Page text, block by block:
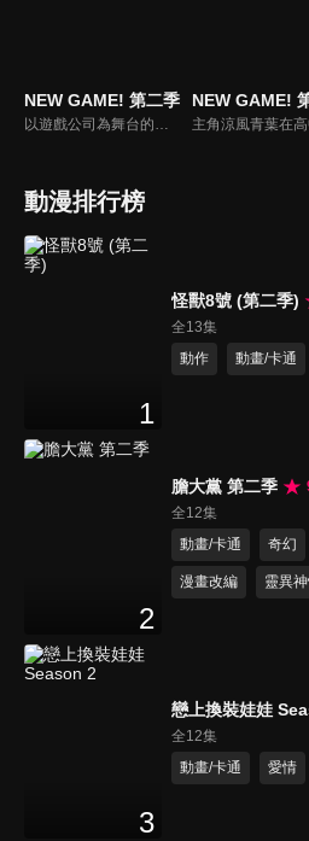
NEW GAME! 第二季 NEW GAME!
動漫排行榜
1
怪獸8號 (第二季)
全13集
動作
動畫/卡通
2
膽大黨 第二季
全12集
動畫/卡通
奇幻
漫畫改編 靈異
3
戀上換裝娃娃
全12集
動畫/卡通
愛情